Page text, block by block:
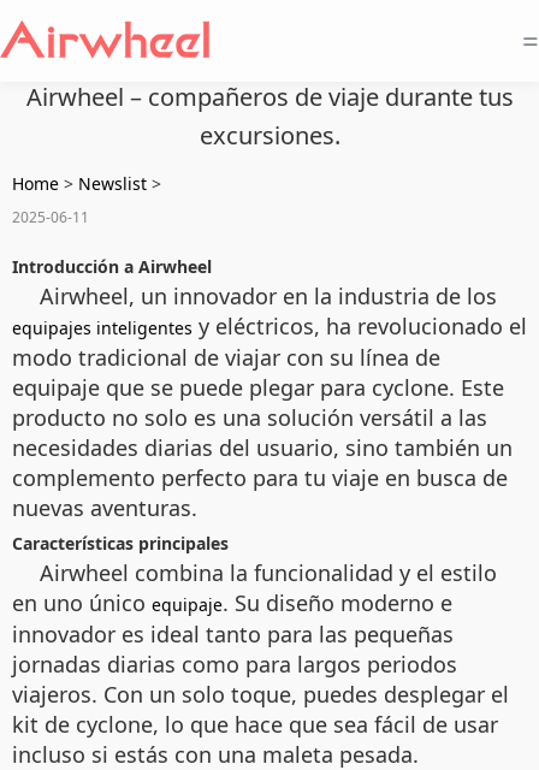
=
Airwheel – compañeros de viaje durante tus
excursiones.
Home > Newslist >
2025-06-11
Introducción a Airwheel
Airwheel, un innovador en la industria de los
equipajes inteligentes y eléctricos, ha revolucionado el
modo tradicional de viajar con su línea de
equipaje que se puede plegar para cyclone. Este
producto no solo es una solución versátil a las
necesidades diarias del usuario, sino también un
complemento perfecto para tu viaje en busca de
nuevas aventuras.
Características principales
Airwheel combina la funcionalidad y el estilo
en uno único equipaje. Su diseño moderno e
innovador es ideal tanto para las pequeñas
jornadas diarias como para largos periodos
viajeros. Con un solo toque, puedes desplegar el
kit de cyclone, lo que hace que sea fácil de usar
incluso si estás con una maleta pesada.